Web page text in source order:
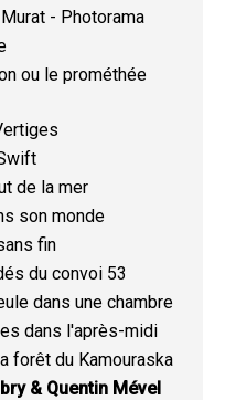
- Photorama
ou le prométhée
de la mer
son monde
fin
du convoi 53
dans une chambre
dans l'après-midi
forêt du Kamouraska
& Quentin Mével